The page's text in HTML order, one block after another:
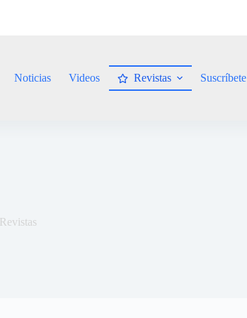
Noticias Videos Revistas Suscríbete
Revistas